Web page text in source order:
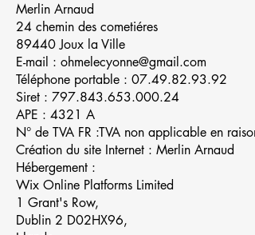
Merlin Arnaud
24 chemin des cometiéres
89440 Joux la Ville
E-mail : ohmelecyonne@gmail.com
Téléphone portable : 07.49.82.93.92
Siret : 797.843.653.000.24
APE : 4321 A
N° de TVA FR :TVA non applicable en
Création du site Internet : Merlin Arnaud
Hébergement :
Wix Online Platforms Limited
1 Grant's Row,
Dublin 2 D02HX96,